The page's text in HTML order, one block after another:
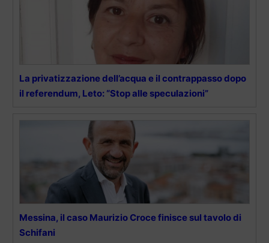
La privatizzazione dell’acqua e il contrappasso dopo
il referendum, Leto: “Stop alle speculazioni”
Messina, il caso Maurizio Croce finisce sul tavolo di
Schifani